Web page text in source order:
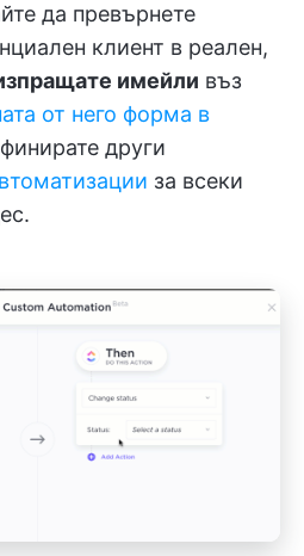
да превърнете
клиент в реален,
имейли въз
от него форма в
други
за всеки